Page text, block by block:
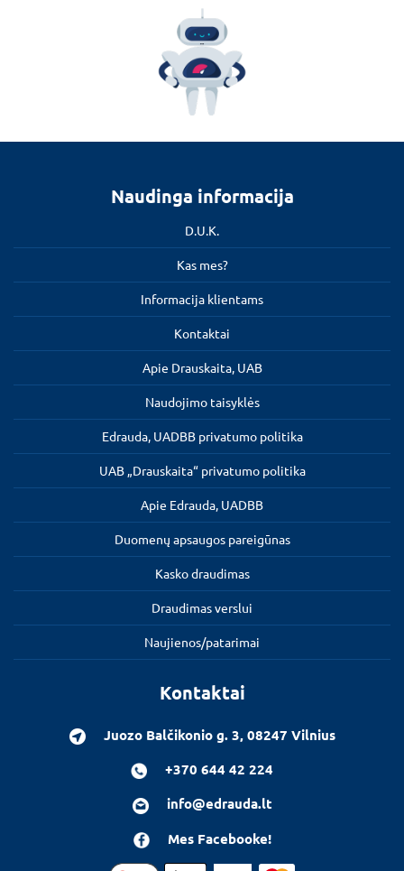
Naudinga informacija
D.U.K.
Kas mes?
Informacija klientams
Kontaktai
Apie Drauskaita, UAB
Naudojimo taisyklės
Edrauda, UADBB privatumo politika
UAB „Drauskaita“ privatumo politika
Apie Edrauda, UADBB
Duomenų apsaugos pareigūnas
Kasko draudimas
Draudimas verslui
Naujienos/patarimai
Kontaktai
Juozo Balčikonio g. 3, 08247 Vilnius
+370 644 42 224
info@edrauda.lt
Mes Facebooke!